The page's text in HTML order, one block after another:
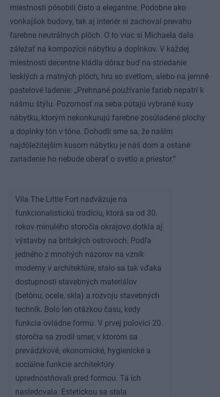
miestnosti pôsobili čisto a elegantne. Podobne ako
vonkajšok budovy, tak aj interiér si zachoval prevahu
farebne neutrálnych plôch. O to viac si Michaela dala
záležať na kompozícii nábytku a doplnkov. V každej
miestnosti decentne kládla dôraz buď na striedanie
lesklých a matných plôch, hru so svetlom, alebo na jemné
pastelové ladenie: „Prehnané používanie farieb nepatrí k
nášmu štýlu. Pozornosť na seba pútajú vybrané kusy
nábytku, ktorým nekonkurujú farebne zosúladené plochy
a doplnky tón v tóne. Dohodli sme sa, že naším
najdôležitejším kusom nábytku je náš dom a ostané
zariadenie ho nebude oberať o svetlo a priestor.“
Vila The Little Fort nadväzuje na
funkcionalistickú tradíciu, ktorá sa od 30.
rokov minulého storočia okrajovo dotkla aj
výstavby na britských ostrovoch. Podľa
jedného z mnohých názorov na vznik
moderny v architektúre, stalo sa tak vďaka
dostupnosti stavebných materiálov
(betónu, ocele, skla) a rozvoju stavebných
techník. Bolo len otázkou času, kedy
funkcia ovládne formu. V prvej polovici 20.
storočia sa zrodil smer, v ktorom sa
prevádzkové, ekonomické, hygienické a
sociálne funkcie architektúry
uprednostňovali pred formou. Tá ich
nasledovala. Estetickou sa stala